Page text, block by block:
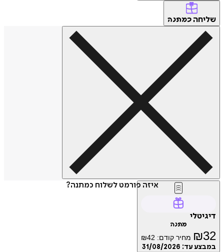
כמתנה
איזה פורמט לשלוח כמתנה?
₪ מחיר קודם: ₪42
עד:31/08/2026